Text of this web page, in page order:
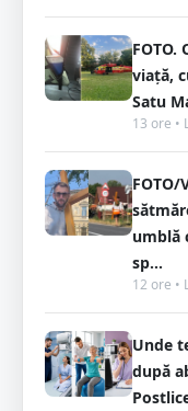
FOTO.
viață,
Satu
13 ore •
FOTO/
umblă
sp...
12 ore •
Unde
după